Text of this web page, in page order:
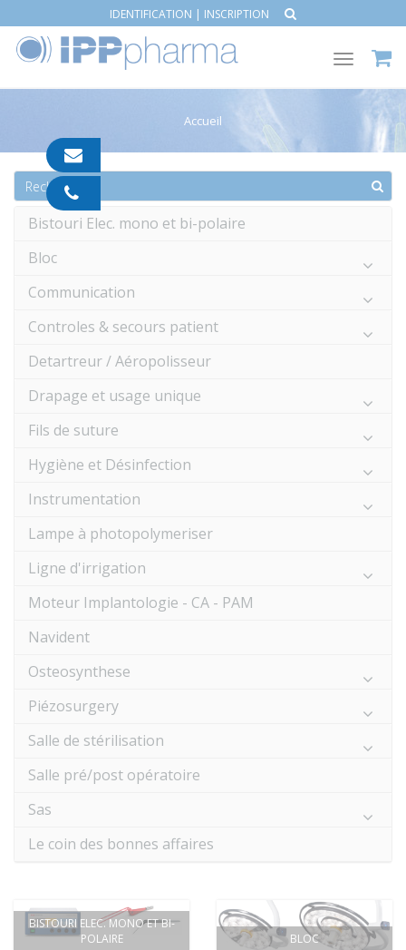
IDENTIFICATION | INSCRIPTION
Toggle
Accueil
Bistouri Elec. mono et bi-polaire
Bloc
Communication
Controles & secours patient
Detartreur / Aéropolisseur
Drapage et usage unique
Fils de suture
Hygiène et Désinfection
Instrumentation
Lampe à photopolymeriser
Ligne d'irrigation
Moteur Implantologie - CA - PAM
Navident
Osteosynthese
Piézosurgery
Salle de stérilisation
Salle pré/post opératoire
Sas
Le coin des bonnes affaires
BISTOURI ELEC. MONO ET BI-
POLAIRE
BLOC
contact@ipp-
pharma.com
91
05